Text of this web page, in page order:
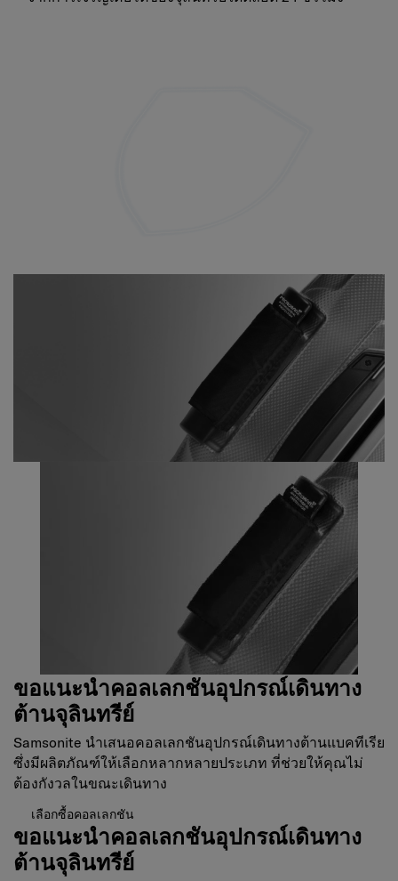
ขอแนะนำคอลเลกชันอุปกรณ์เดินทาง
ต้านจุลินทรีย์
Samsonite นำเสนอคอลเลกชันอุปกรณ์เดินทางต้านแบคทีเรีย
ซึ่งมีผลิตภัณฑ์ให้เลือกหลากหลายประเภท ที่ช่วยให้คุณไม่
ต้องกังวลในขณะเดินทาง
เลือกซื้อคอลเลกชัน
ขอแนะนำคอลเลกชันอุปกรณ์เดินทาง
ต้านจุลินทรีย์